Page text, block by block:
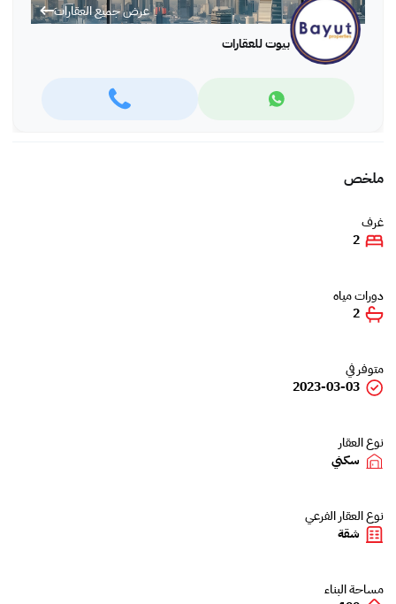
عرض جميع العقارات
بيوت للعقارات
ملخص
غرف
2
دورات مياه
2
متوفر في
2023-03-03
نوع العقار
سكني
نوع العقار الفرعي
شقة
مساحة البناء